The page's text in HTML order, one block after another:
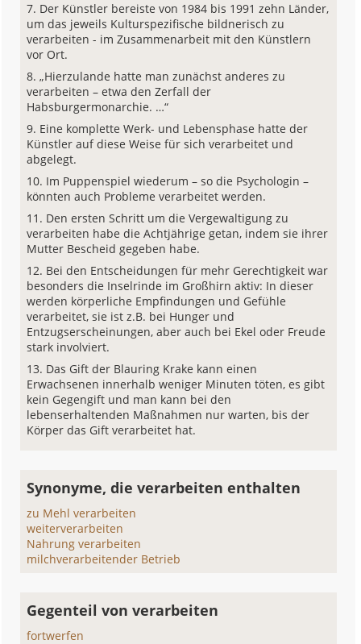
Der Künstler bereiste von 1984 bis 1991 zehn Länder,
um das jeweils Kulturspezifische bildnerisch zu
verarbeiten - im Zusammenarbeit mit den Künstlern
vor Ort.
„Hierzulande hatte man zunächst anderes zu
verarbeiten – etwa den Zerfall der
Habsburgermonarchie. …“
Eine komplette Werk- und Lebensphase hatte der
Künstler auf diese Weise für sich verarbeitet und
abgelegt.
Im Puppenspiel wiederum – so die Psychologin –
könnten auch Probleme verarbeitet werden.
Den ersten Schritt um die Vergewaltigung zu
verarbeiten habe die Achtjährige getan, indem sie ihrer
Mutter Bescheid gegeben habe.
Bei den Entscheidungen für mehr Gerechtigkeit war
besonders die Inselrinde im Großhirn aktiv: In dieser
werden körperliche Empfindungen und Gefühle
verarbeitet, sie ist z.B. bei Hunger und
Entzugserscheinungen, aber auch bei Ekel oder Freude
stark involviert.
Das Gift der Blauring Krake kann einen
Erwachsenen innerhalb weniger Minuten töten, es gibt
kein Gegengift und man kann bei den
lebenserhaltenden Maßnahmen nur warten, bis der
Körper das Gift verarbeitet hat.
Synonyme, die verarbeiten enthalten
zu Mehl verarbeiten
weiterverarbeiten
Nahrung verarbeiten
milchverarbeitender Betrieb
Gegenteil von verarbeiten
fortwerfen